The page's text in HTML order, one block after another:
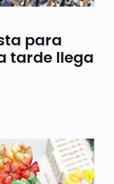
para
tarde llega